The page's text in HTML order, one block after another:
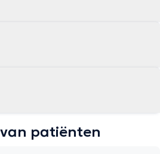
patiënten